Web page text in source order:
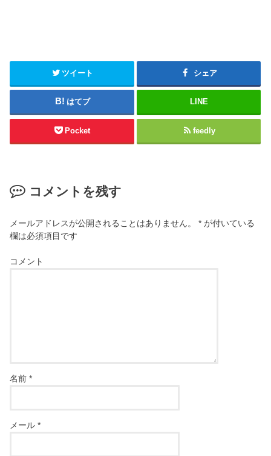
ツイート シェア
はてブ LINE
Pocket feedly
コメントを残す
メールアドレスが公開されることはありません。 * が付いている
欄は必須項目です
コメント
名前*
メール*